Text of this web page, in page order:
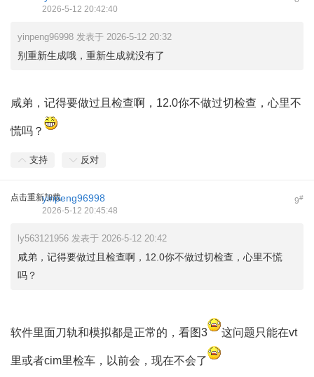
2026-5-12 20:42:40
yinpeng96998 发表于 2026-5-12 20:32
别重新生成哦，重新生成就没有了
咸弟，记得要做过且检查啊，12.0你不做过切检查，心里不
慌吗？
支持 反对
点击重新加载 9#
yinpeng96998
2026-5-12 20:45:48
ly563121956 发表于 2026-5-12 20:42
咸弟，记得要做过且检查啊，12.0你不做过切检查，心里不慌
吗？
软件里面刀轨和模拟都是正常的，看图3 这问题只能在vt
里或者cim里检车，以前会，现在不会了